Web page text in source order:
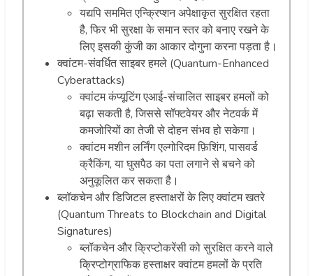
यद्यपि सममित एन्क्रिप्शन अपेक्षाकृत सुरक्षित रहता
है, फिर भी सुरक्षा के समान स्तर को बनाए रखने के
लिए इसकी कुंजी का आकार दोगुना करना पड़ता है।
क्वांटम-संवर्धित साइबर हमले (Quantum-Enhanced
Cyberattacks)
क्वांटम कंप्यूटिंग एआई-संचालित साइबर हमलों को
बढ़ा सकती है, जिससे सॉफ्टवेयर और नेटवर्क में
कमजोरियों का तेजी से दोहन संभव हो सकेगा।
क्वांटम मशीन लर्निंग एल्गोरिदम फ़िशिंग, पासवर्ड
क्रैकिंग, या घुसपैठ का पता लगाने से बचने को
अनुकूलित कर सकता है।
ब्लॉकचेन और डिजिटल हस्ताक्षरों के लिए क्वांटम खतरे
(Quantum Threats to Blockchain and Digital
Signatures)
ब्लॉकचेन और क्रिप्टोकरेंसी को सुरक्षित करने वाले
क्रिप्टोग्राफिक हस्ताक्षर क्वांटम हमलों के प्रति